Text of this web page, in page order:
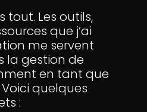
tout. Les outils,
que j’ai
me servent
la gestion de
en tant que
quelques
: